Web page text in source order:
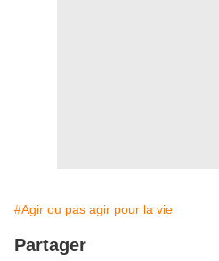
#Agir ou pas agir pour la vie
Partager